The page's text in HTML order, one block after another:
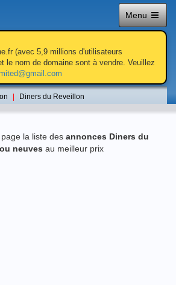
Menu
(avec 5,9 millions d'utilisateurs
le nom de domaine sont à vendre. Veuillez
Diners du Reveillon
du Reveillon
la liste des annonces Diners du
neuves au meilleur prix